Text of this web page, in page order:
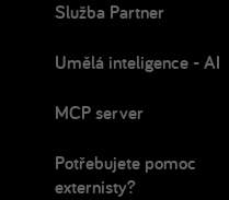
Služba Partner
Umělá inteligence - AI
MCP server
Potřebujete pomoc
externisty?